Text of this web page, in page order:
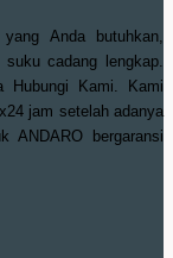
Anda butuhkan,
cadang lengkap.
Hubungi Kami. Kami
jam setelah adanya
ANDARO bergaransi